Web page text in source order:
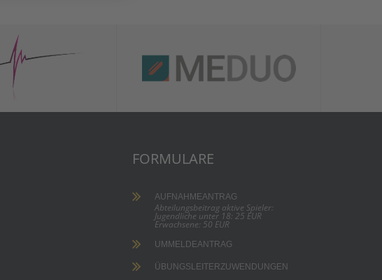
FORMULARE
AUFNAHMEANTRAG
Abteilungsbeitrag aktive Spieler:
Jugendliche unter 18: 25 EUR
Erwachsene: 50 EUR
UMMELDEANTRAG
ÜBUNGSLEITERZUWENDUNGEN